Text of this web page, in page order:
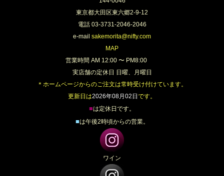
東京都大田区東六郷2-9-12
電話 03-3731-2046-2046
e-mail sakemorita@nifty.com
MAP
営業時間 AM 12:00 〜 PM8:00
実店舗の定休日 日曜、月曜日
＊ホームページからのご注文は常時受け付けています。
更新日は2026年08月02日 です。
■は定休日です。
■は午後2時頃からの営業。
ワイン